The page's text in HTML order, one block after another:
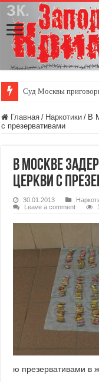
Суд Москвы
Главная / Наркотики / В
с презервативами
В Москве
церкви с
30.01.2013
Leave a comment
ю презервативами в